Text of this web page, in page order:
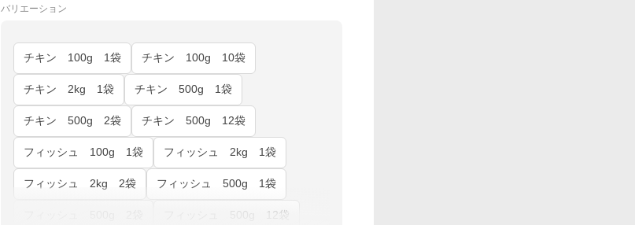
バリエーション
チキン 100g 1袋 チキン 100g 10袋
チキン 2kg 1袋 チキン 500g 1袋
チキン 500g 2袋 チキン 500g 12袋
フィッシュ 100g 1袋 フィッシュ 2kg 1袋
フィッシュ 2kg 2袋 フィッシュ 500g 1袋
フィッシュ 500g 12袋